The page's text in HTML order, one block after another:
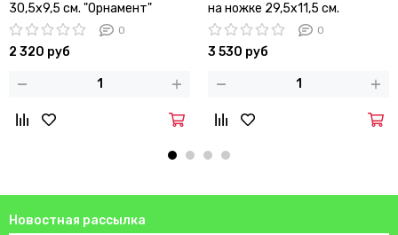
30,5х9,5 см. "Орнамент"
0
2 320 руб
на ножке 29,5х11,5 см.
0
3 530 руб
Новостная рассылка